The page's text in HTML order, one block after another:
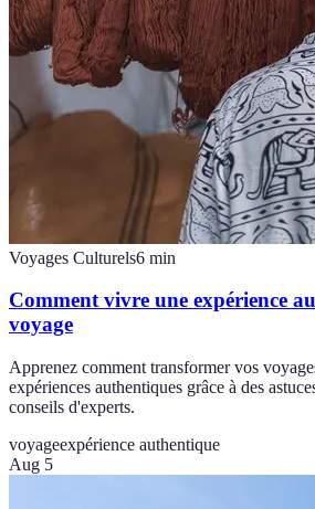
Voyages Culturels6 min
Comment vivre une expérience
voyage
Apprenez comment transformer vos
expériences authentiques grâce à des
conseils d'experts.
voyageexpérience authentique
Aug 5